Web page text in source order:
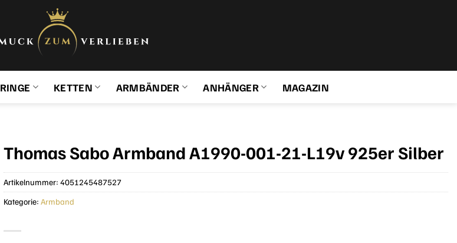
RINGE KETTEN ARMBÄNDER ANHÄNGER MAGAZIN
Thomas Sabo Armband A1990-001-21-L19v 925er Silber
Artikelnummer: 4051245487527
Kategorie: Armband